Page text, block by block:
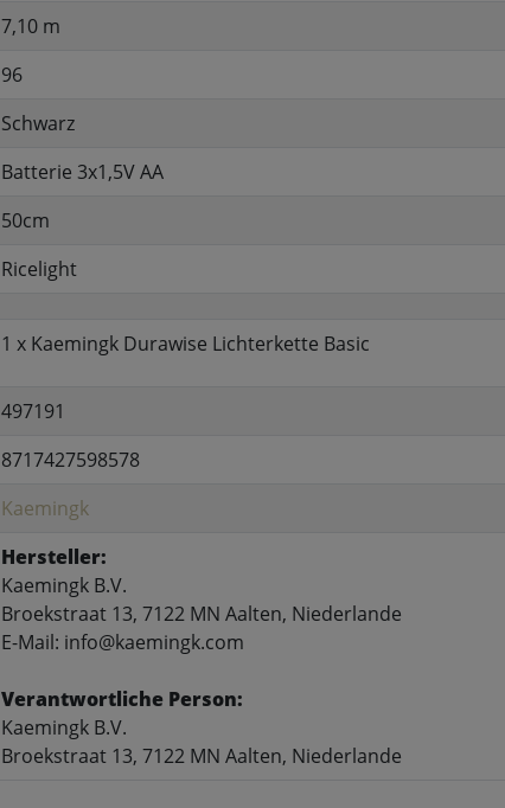
7,10 m
96
Schwarz
Batterie 3x1,5V AA
50cm
Ricelight
1 x Kaemingk Durawise Lichterkette Basic
497191
8717427598578
Kaemingk
Hersteller:
Kaemingk B.V.
Broekstraat 13, 7122 MN Aalten, Niederlande
E-Mail: info@kaemingk.com
Verantwortliche Person:
Kaemingk B.V.
Broekstraat 13, 7122 MN Aalten, Niederlande